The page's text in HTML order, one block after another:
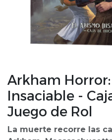
Arkham
Insaciable -
Juego de Rol
La muerte recorre las